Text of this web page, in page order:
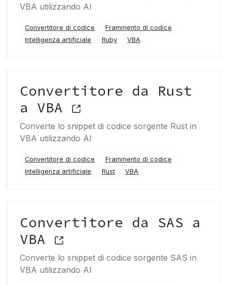
VBA utilizzando AI
Convertitore di codice
Frammento di codice
Intelligenza artificiale
Ruby VBA
Convertitore da Rust
a VBA
Converte lo snippet di codice sorgente Rust in
VBA utilizzando AI
Convertitore di codice
Frammento di codice
Intelligenza artificiale
Rust VBA
Convertitore da SAS a
VBA
Converte lo snippet di codice sorgente SAS in
VBA utilizzando AI